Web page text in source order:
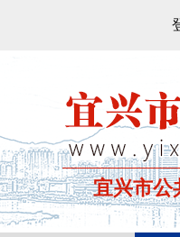
宜兴市公